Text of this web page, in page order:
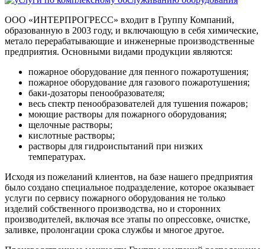
ООО «ИНТЕРПРОГРЕСС» входит в Группу Компаний,
образованную в 2003 году, и включающую в себя химические,
метало перерабатывающие и инженерные производственные
предприятия. Основными видами продукции являются:
пожарное оборудование для пенного пожаротушения;
пожарное оборудование для газового пожаротушения;
баки-дозаторы пенообразователя;
весь спектр пенообразователей для тушения пожаров;
моющие растворы для пожарного оборудования;
щелочные растворы;
кислотные растворы;
растворы для гидроиспытаний при низких
температурах.
Исходя из пожеланий клиентов, на базе нашего предприятия
было создано специальное подразделение, которое оказывает
услуги по сервису пожарного оборудования не только
изделий собственного производства, но и сторонних
производителей, включая все этапы по опрессовке, очистке,
заливке, пролонгации срока службы и многое другое.